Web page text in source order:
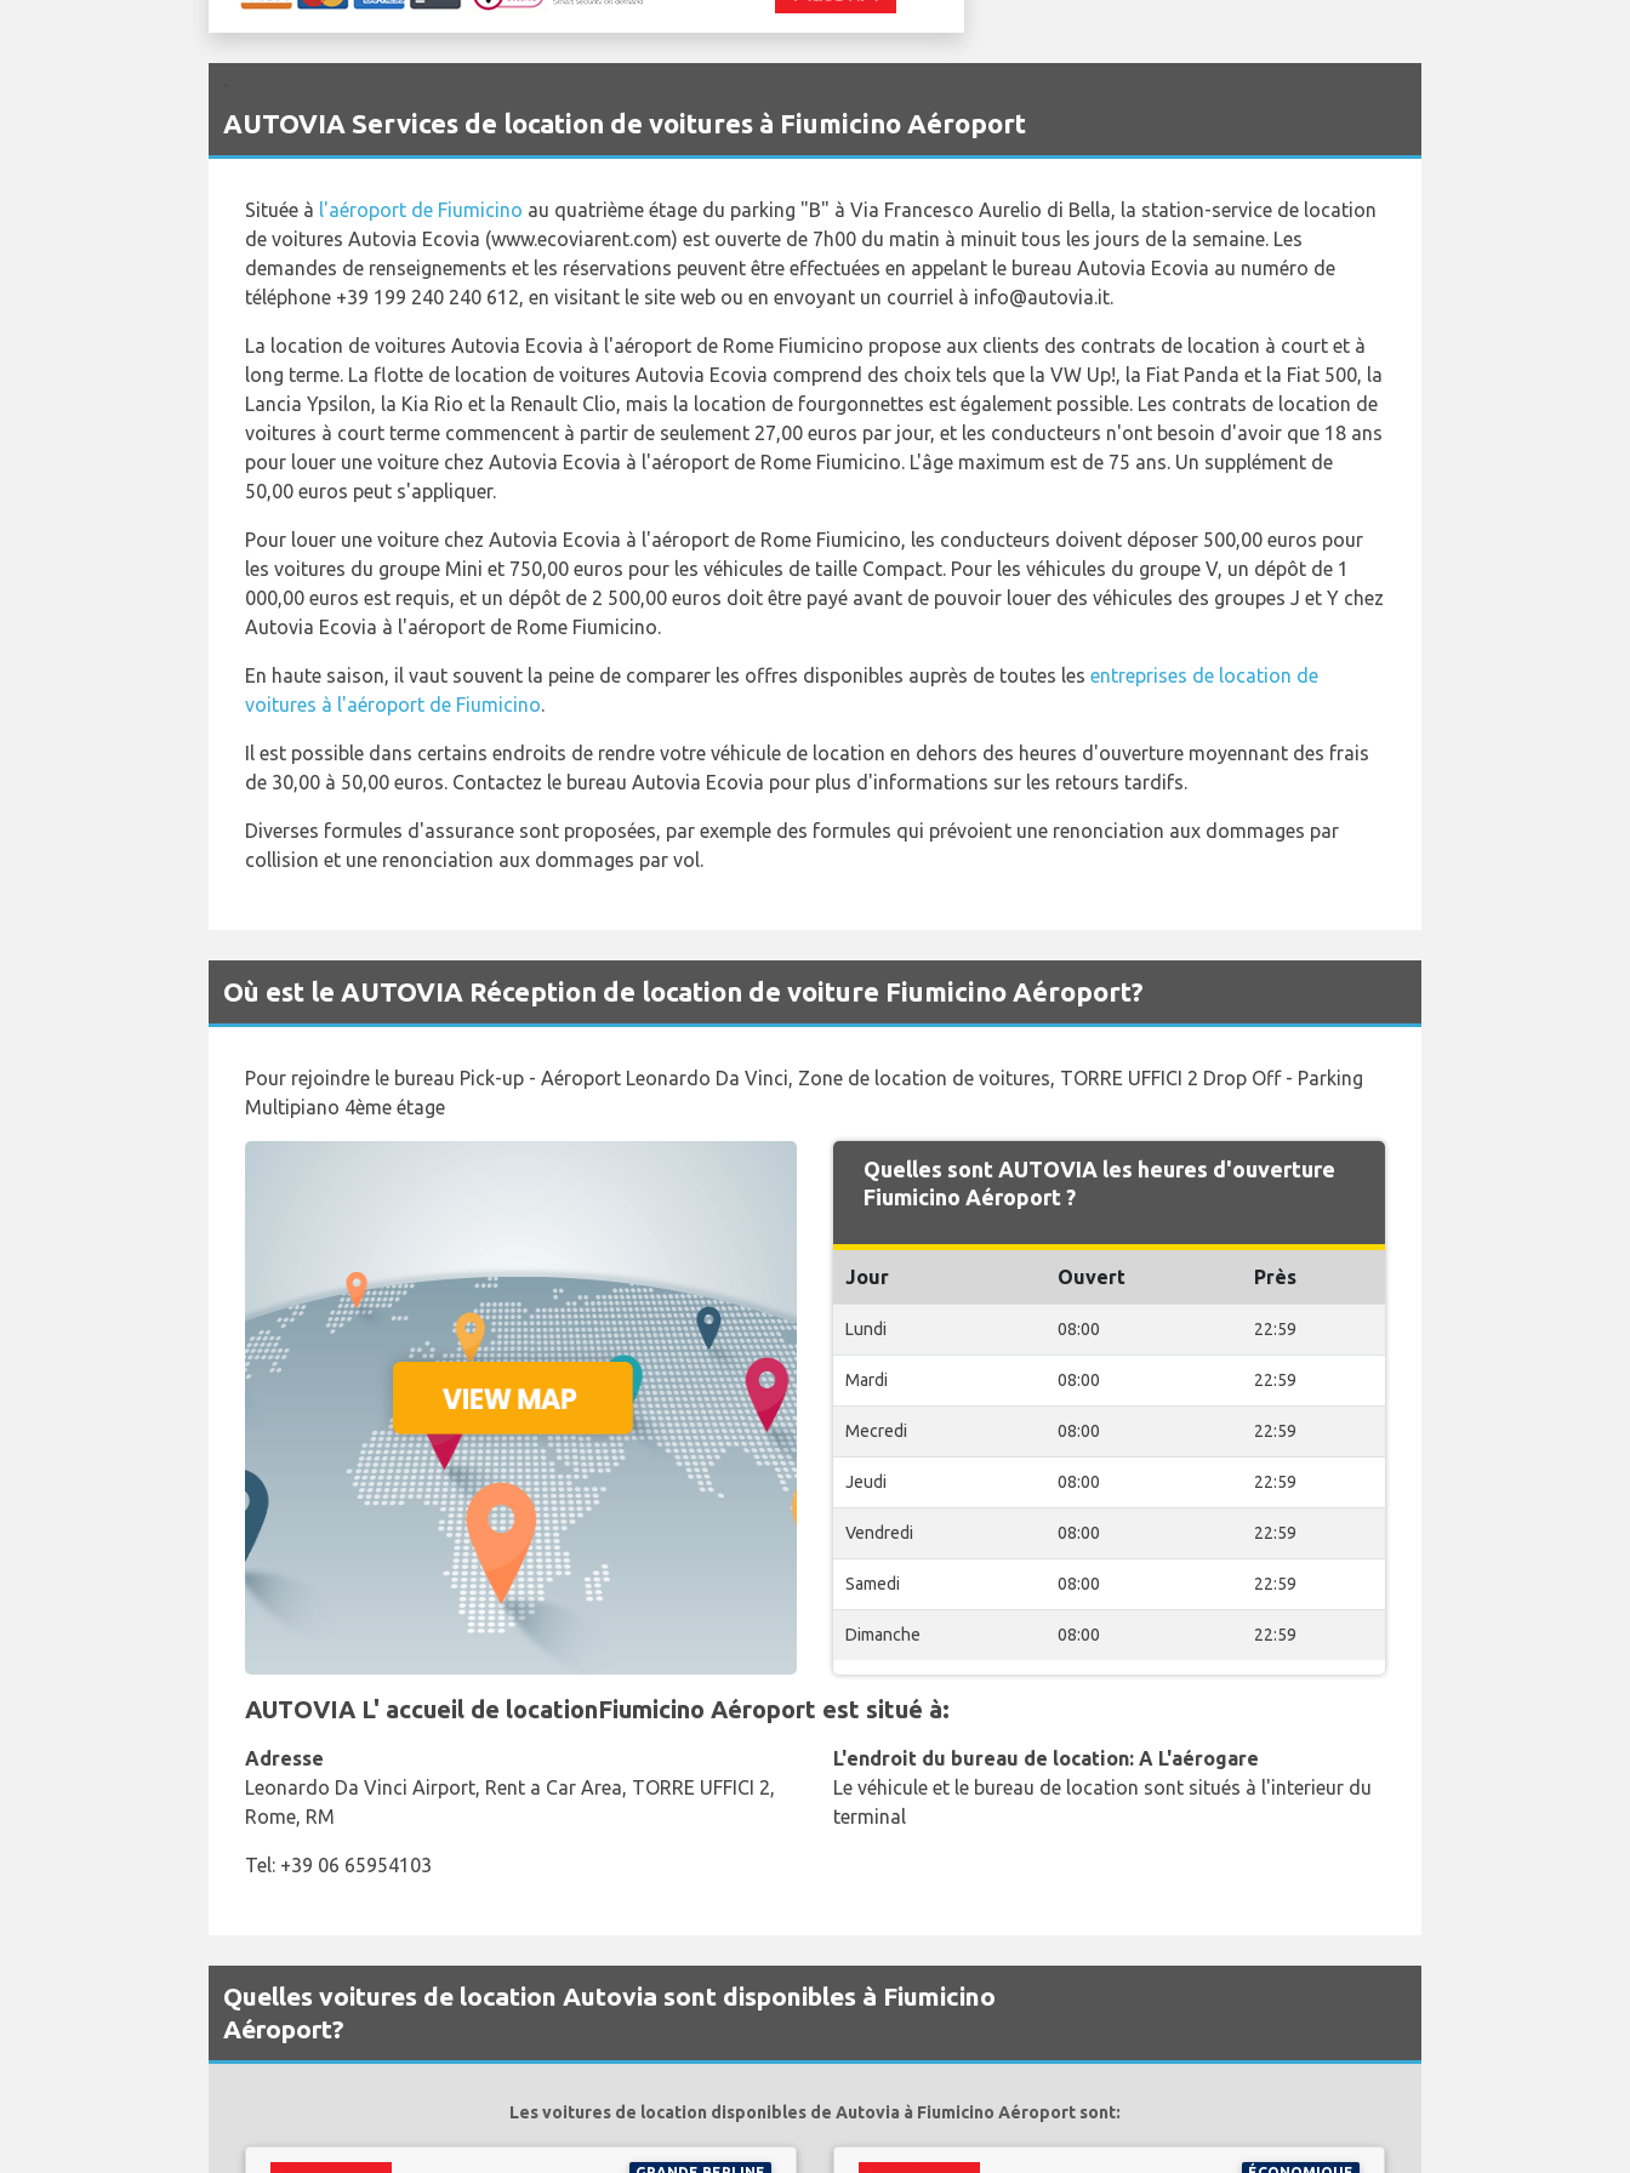
AUTOVIA Services de location de voitures à Fiumicino Aéroport
Située à l'aéroport de Fiumicino au quatrième étage du parking "B" à Via Francesco Aurelio di Bella, la station-service de location
de voitures Autovia Ecovia (www.ecoviarent.com) est ouverte de 7h00 du matin à minuit tous les jours de la semaine. Les
demandes de renseignements et les réservations peuvent être effectuées en appelant le bureau Autovia Ecovia au numéro de
téléphone +39 199 240 240 612, en visitant le site web ou en envoyant un courriel à info@autovia.it.
La location de voitures Autovia Ecovia à l'aéroport de Rome Fiumicino propose aux clients des contrats de location à court et à
long terme. La flotte de location de voitures Autovia Ecovia comprend des choix tels que la VW Up!, la Fiat Panda et la Fiat 500, la
Lancia Ypsilon, la Kia Rio et la Renault Clio, mais la location de fourgonnettes est également possible. Les contrats de location de
voitures à court terme commencent à partir de seulement 27,00 euros par jour, et les conducteurs n'ont besoin d'avoir que 18 ans
pour louer une voiture chez Autovia Ecovia à l'aéroport de Rome Fiumicino. L'âge maximum est de 75 ans. Un supplément de
50,00 euros peut s'appliquer.
Pour louer une voiture chez Autovia Ecovia à l'aéroport de Rome Fiumicino, les conducteurs doivent déposer 500,00 euros pour
les voitures du groupe Mini et 750,00 euros pour les véhicules de taille Compact. Pour les véhicules du groupe V, un dépôt de 1
000,00 euros est requis, et un dépôt de 2 500,00 euros doit être payé avant de pouvoir louer des véhicules des groupes J et Y chez
Autovia Ecovia à l'aéroport de Rome Fiumicino.
En haute saison, il vaut souvent la peine de comparer les offres disponibles auprès de toutes les entreprises de location de
voitures à l'aéroport de Fiumicino.
Il est possible dans certains endroits de rendre votre véhicule de location en dehors des heures d'ouverture moyennant des frais
de 30,00 à 50,00 euros. Contactez le bureau Autovia Ecovia pour plus d'informations sur les retours tardifs.
Diverses formules d'assurance sont proposées, par exemple des formules qui prévoient une renonciation aux dommages par
collision et une renonciation aux dommages par vol.
Où est le AUTOVIA Réception de location de voiture Fiumicino Aéroport?
Pour rejoindre le bureau Pick-up - Aéroport Leonardo Da Vinci, Zone de location de voitures, TORRE UFFICI 2 Drop Off - Parking
Multipiano 4ème étage
Quelles sont AUTOVIA les heures d'ouverture
Fiumicino Aéroport ?
Jour Ouvert Près
Lundi 08:00 22:59
Mardi 08:00 22:59
Mecredi 08:00 22:59
Jeudi 08:00 22:59
Vendredi 08:00 22:59
Samedi 08:00 22:59
Dimanche 08:00 22:59
AUTOVIA L' accueil de locationFiumicino Aéroport est situé à:
Adresse
Leonardo Da Vinci Airport, Rent a Car Area, TORRE UFFICI 2,
Rome, RM
Tel: +39 06 65954103
L'endroit du bureau de location: A L'aérogare
Le véhicule et le bureau de location sont situés à l'interieur du
terminal
Quelles voitures de location Autovia sont disponibles à Fiumicino
Aéroport?
Les voitures de location disponibles de Autovia à Fiumicino Aéroport sont: